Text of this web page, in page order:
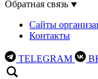
Обратная связь
Сайты
Контакты
TELEGRAM